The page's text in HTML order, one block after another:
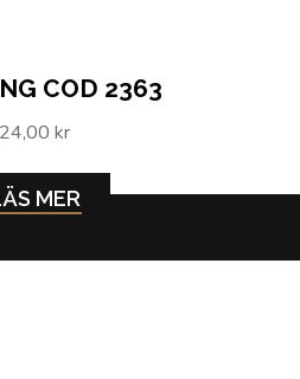
COD 2363
24,00 kr
MER